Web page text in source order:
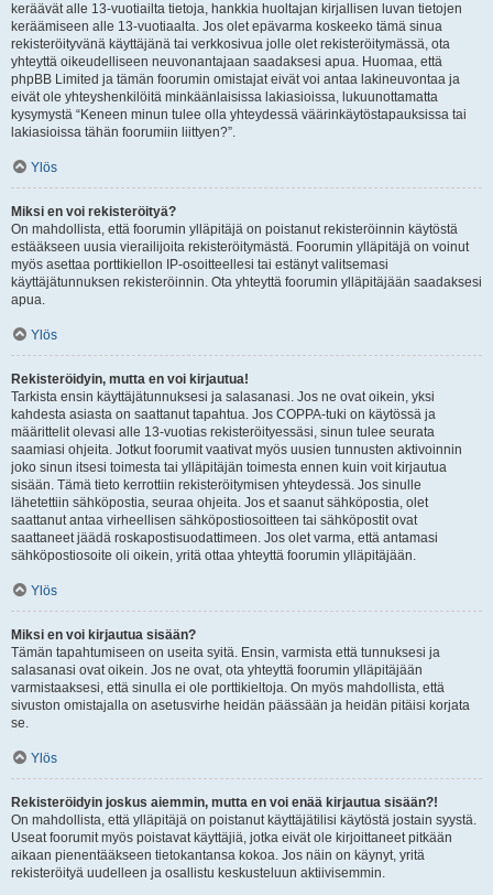
keräävät alle 13-vuotiailta tietoja, hankkia huoltajan kirjallisen luvan tietojen
keräämiseen alle 13-vuotiaalta. Jos olet epävarma koskeeko tämä sinua
rekisteröityvänä käyttäjänä tai verkkosivua jolle olet rekisteröitymässä, ota
yhteyttä oikeudelliseen neuvonantajaan saadaksesi apua. Huomaa, että
phpBB Limited ja tämän foorumin omistajat eivät voi antaa lakineuvontaa ja
eivät ole yhteyshenkilöitä minkäänlaisissa lakiasioissa, lukuunottamatta
kysymystä “Keneen minun tulee olla yhteydessä väärinkäytöstapauksissa tai
lakiasioissa tähän foorumiin liittyen?”.
Ylös
Miksi en voi rekisteröityä?
On mahdollista, että foorumin ylläpitäjä on poistanut rekisteröinnin käytöstä
estääkseen uusia vierailijoita rekisteröitymästä. Foorumin ylläpitäjä on voinut
myös asettaa porttikiellon IP-osoitteellesi tai estänyt valitsemasi
käyttäjätunnuksen rekisteröinnin. Ota yhteyttä foorumin ylläpitäjään saadaksesi
apua.
Ylös
Rekisteröidyin, mutta en voi kirjautua!
Tarkista ensin käyttäjätunnuksesi ja salasanasi. Jos ne ovat oikein, yksi
kahdesta asiasta on saattanut tapahtua. Jos COPPA-tuki on käytössä ja
määrittelit olevasi alle 13-vuotias rekisteröityessäsi, sinun tulee seurata
saamiasi ohjeita. Jotkut foorumit vaativat myös uusien tunnusten aktivoinnin
joko sinun itsesi toimesta tai ylläpitäjän toimesta ennen kuin voit kirjautua
sisään. Tämä tieto kerrottiin rekisteröitymisen yhteydessä. Jos sinulle
lähetettiin sähköpostia, seuraa ohjeita. Jos et saanut sähköpostia, olet
saattanut antaa virheellisen sähköpostiosoitteen tai sähköpostit ovat
saattaneet jäädä roskapostisuodattimeen. Jos olet varma, että antamasi
sähköpostiosoite oli oikein, yritä ottaa yhteyttä foorumin ylläpitäjään.
Ylös
Miksi en voi kirjautua sisään?
Tämän tapahtumiseen on useita syitä. Ensin, varmista että tunnuksesi ja
salasanasi ovat oikein. Jos ne ovat, ota yhteyttä foorumin ylläpitäjään
varmistaaksesi, että sinulla ei ole porttikieltoja. On myös mahdollista, että
sivuston omistajalla on asetusvirhe heidän päässään ja heidän pitäisi korjata
se.
Ylös
Rekisteröidyin joskus aiemmin, mutta en voi enää kirjautua sisään?!
On mahdollista, että ylläpitäjä on poistanut käyttäjätilisi käytöstä jostain syystä.
Useat foorumit myös poistavat käyttäjiä, jotka eivät ole kirjoittaneet pitkään
aikaan pienentääkseen tietokantansa kokoa. Jos näin on käynyt, yritä
rekisteröityä uudelleen ja osallistu keskusteluun aktiivisemmin.